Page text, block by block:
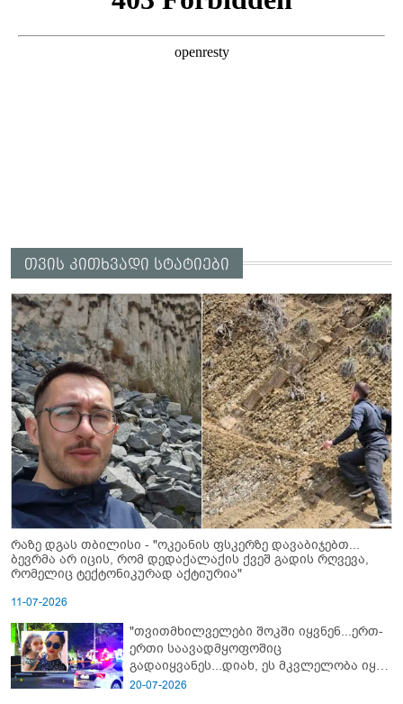
თვის კითხვადი სტატიები
რაზე დგას თბილისი - "ოკეანის ფსკერზე დავაბიჯებთ...
ბევრმა არ იცის, რომ დედაქალაქის ქვეშ გადის რღვევა,
რომელიც ტექტონიკურად აქტიურია"
11-07-2026
"თვითმხილველები შოკში იყვნენ...ერთ-
ერთი საავადმყოფოშიც
გადაიყვანეს...დიახ, ეს მკვლელობა იყო"
- გორში დატრიალებული ტრაგედიის
20-07-2026